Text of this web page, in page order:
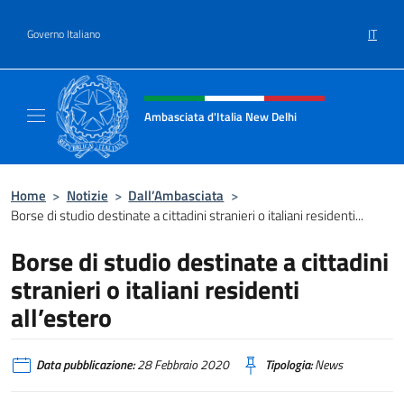
Governo Italiano IT
Intestazione sito, social e menù
Ambasciata d'Italia New Delhi
Home > Notizie > Dall’Ambasciata >
Borse di studio destinate a cittadini stranieri o italiani residenti...
Borse di studio destinate a cittadini
stranieri o italiani residenti
all’estero
Data pubblicazione:28 Febbraio 2020 Tipologia:News